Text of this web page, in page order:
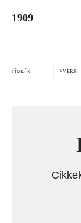
1909
CÍMKÉK VERS